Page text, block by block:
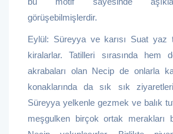
görüşebilmişlerdir.
Eylül: Süreyya ve karısı Suat yaz
kiralarlar. Tatilleri sırasında hem
akrabaları olan Necip de onlarla
konaklarında da sık sık
Süreyya yelkenle gezmek ve balık
meşgulken birçok ortak merakları